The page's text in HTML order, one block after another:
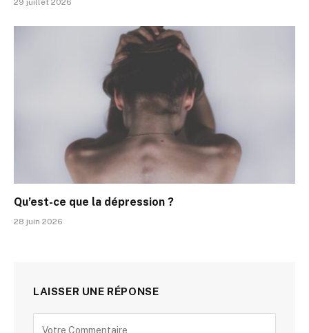
Qu’est-ce que la dépression ?
28 juin 2026
LAISSER UNE RÉPONSE